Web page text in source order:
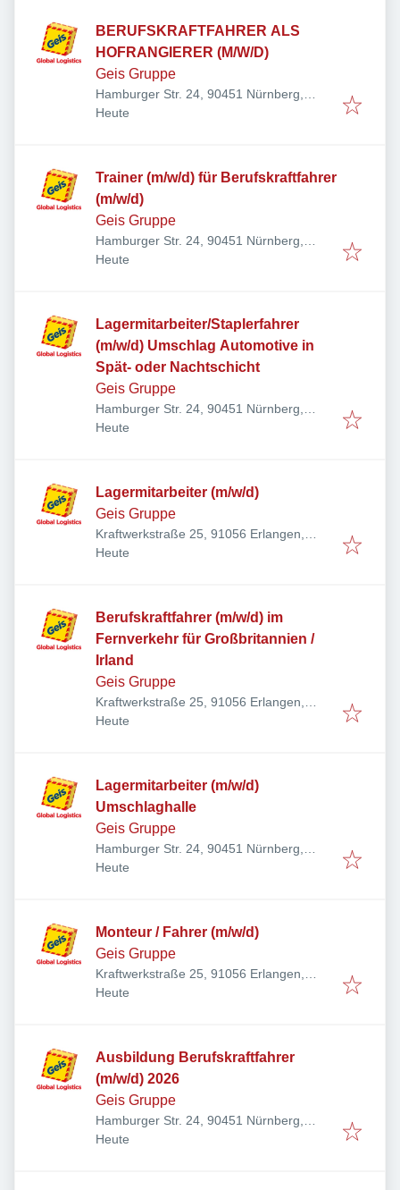
BERUFSKRAFTFAHRER ALS
HOFRANGIERER (M/W/D)
Geis Gruppe
Hamburger Str. 24, 90451 Nürnberg,
Deutschland
Veröffentlicht
Heute
Trainer (m/w/d) für Berufskraftfahrer
(m/w/d)
Geis Gruppe
Hamburger Str. 24, 90451 Nürnberg,
Deutschland
Veröffentlicht
Heute
Lagermitarbeiter/Staplerfahrer
(m/w/d) Umschlag Automotive in
Spät- oder Nachtschicht
Geis Gruppe
Hamburger Str. 24, 90451 Nürnberg,
Deutschland
Veröffentlicht
Heute
Lagermitarbeiter (m/w/d)
Geis Gruppe
Kraftwerkstraße 25, 91056 Erlangen,
Deutschland
Veröffentlicht
Heute
Berufskraftfahrer (m/w/d) im
Fernverkehr für Großbritannien /
Irland
Geis Gruppe
Kraftwerkstraße 25, 91056 Erlangen,
Deutschland
Veröffentlicht
Heute
Lagermitarbeiter (m/w/d)
Umschlaghalle
Geis Gruppe
Hamburger Str. 24, 90451 Nürnberg,
Deutschland
Veröffentlicht
Heute
Monteur / Fahrer (m/w/d)
Geis Gruppe
Kraftwerkstraße 25, 91056 Erlangen,
Deutschland
Veröffentlicht
Heute
Ausbildung Berufskraftfahrer
(m/w/d) 2026
Geis Gruppe
Hamburger Str. 24, 90451 Nürnberg,
Deutschland
Veröffentlicht
Heute